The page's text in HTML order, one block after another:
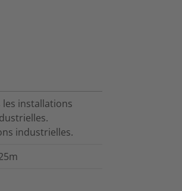
installations
industrielles.